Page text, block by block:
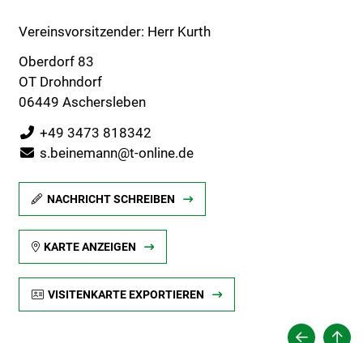
Vereinsvorsitzender: Herr Kurth
Oberdorf 83
OT Drohndorf
06449 Aschersleben
+49 3473 818342
s.beinemann@t-online.de
NACHRICHT SCHREIBEN
KARTE ANZEIGEN
VISITENKARTE EXPORTIEREN